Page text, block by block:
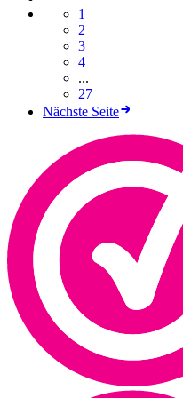
1
2
3
4
...
27
Nächste Seite